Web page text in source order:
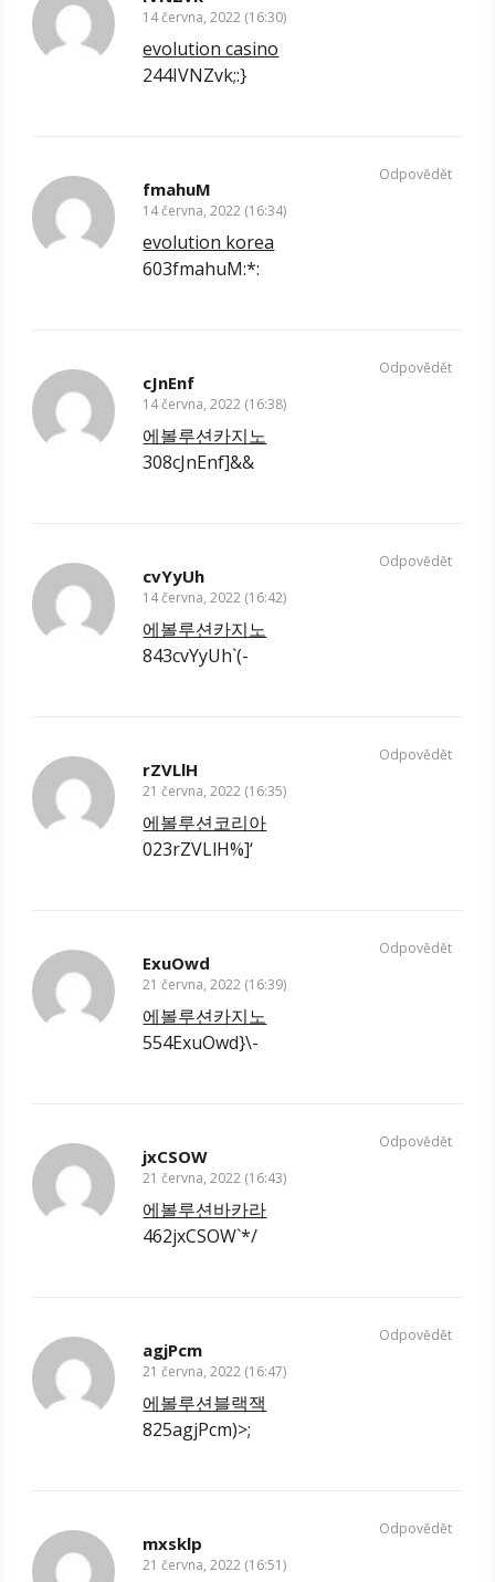
14 června, 2022 (16:30)
evolution casino
244IVNZvk;:}
fmahuM
14 června, 2022 (16:34)
evolution korea
603fmahuM:*:
Odpovědět
cJnEnf
14 června, 2022 (16:38)
에볼루션카지노
308cJnEnf]&&
Odpovědět
cvYyUh
14 června, 2022 (16:42)
에볼루션카지노
843cvYyUh`(-
Odpovědět
rZVLlH
21 června, 2022 (16:35)
에볼루션코리아
023rZVLlH%]‘
Odpovědět
ExuOwd
21 června, 2022 (16:39)
에볼루션카지노
554ExuOwd}\-
Odpovědět
jxCSOW
21 června, 2022 (16:43)
에볼루션바카라
462jxCSOW`*/
Odpovědět
agjPcm
21 června, 2022 (16:47)
에볼루션블랙잭
825agjPcm)>;
Odpovědět
mxsklp
21 června, 2022 (16:51)
Odpovědět